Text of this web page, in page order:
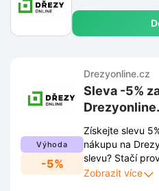
Výhoda
-5%
Drezyonline.cz
Sleva -5%
Získejte slevu
nákupu na
slevu? Stačí
eshopu
Zobrazit více